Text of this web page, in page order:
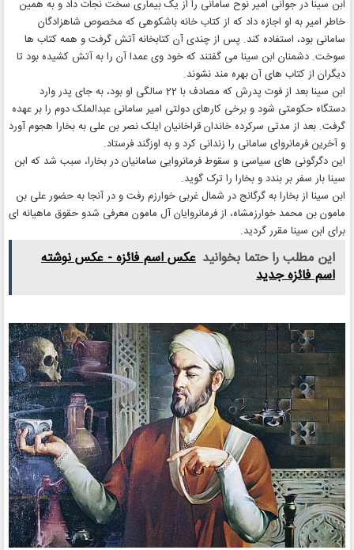
ابن سینا در جوانی امیر نوح سامانی را از یک بیماری سخت نجات داد و به همین
خاطر امیر به او اجازه داد که از کتاب خانه باشکوهی که مخصوص شاهزادگان
سامانی بود، استفاده کند. پس از چندی آن کتابخانه آتش گرفت و همه کتاب ها
سوخت. دشمنان ابن سینا می گفتند که خود وی عمدا آن را به آتش کشیده بود تا
دیگران از کتاب های آن بهره مند نشوند.
ابن سینا بعد از فوت پدرش که مصادف با 22 سالگی او بود، به جای پدر وارد
دستگاه حکومتی شود و برخی کارهای دولتی امیر سامانی عبدالملک دوم را بر عهده
گرفت. بعد از مدتی سرکرده خاندان قراخانیان ایلک نصر بن علی به بخارا هجوم آورد
و آخرین فرمانروای سامانی را زندانی کرد و به اوزگند فرستاد.
این دگرگونی های سیاسی و سقوط فرمانروایی سامانیان در بخارا، سبب شد که ابن
سینا بار سفر بر بندد و بخارا را ترک گوید.
ابن سینا از بخارا به گرگانج در شمال غربی خوارزم رفت و در آنجا به حضور علی بن
مامون بن محمد خوارزمشاه، از فرمانروایان آل مامون معرفی شدو حقوق ماهیانه ای
برای ابن سینا مقرر گردید.
این مطلب را حتما بخوانید عکس اسم فائزه - عکس نوشته
اسم فائزه جدید